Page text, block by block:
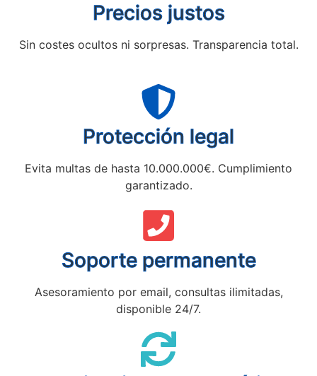
Precios justos
Sin costes ocultos ni sorpresas. Transparencia total.
Protección legal
Evita multas de hasta 10.000.000€. Cumplimiento
garantizado.
Soporte permanente
Asesoramiento por email, consultas ilimitadas,
disponible 24/7.